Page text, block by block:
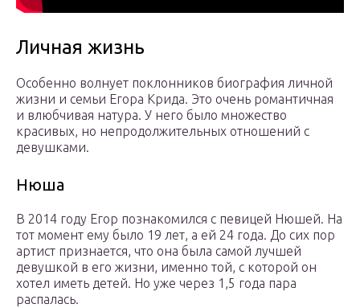
Личная жизнь
Особенно волнует поклонников биография личной
жизни и семьи Егора Крида. Это очень романтичная
и влюбчивая натура. У него было множество
красивых, но непродолжительных отношений с
девушками.
Нюша
В 2014 году Егор познакомился с певицей Нюшей. На
тот момент ему было 19 лет, а ей 24 года. До сих пор
артист признается, что она была самой лучшей
девушкой в его жизни, именно той, с которой он
хотел иметь детей. Но уже через 1,5 года пара
распалась.